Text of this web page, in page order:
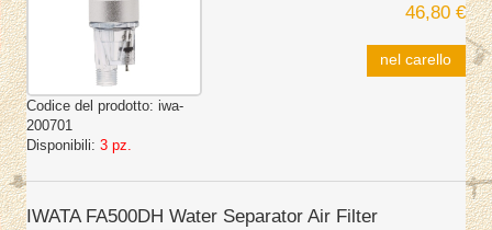
Codice del prodotto: iwa-
200701
Disponibili: 3 pz.
46,80 €
nel carello
IWATA FA500DH Water Separator Air Filter